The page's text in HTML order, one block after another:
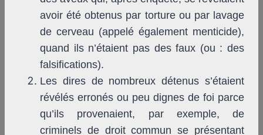
avoir été obtenus par torture ou par lavage
de cerveau (appelé également menticide),
quand ils n’étaient pas des faux (ou : des
falsifications).
Les dires de nombreux détenus s’étaient
révélés erronés ou peu dignes de foi parce
qu’ils provenaient, par exemple, de
criminels de droit commun se présentant